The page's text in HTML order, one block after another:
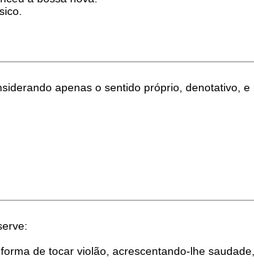
apenas o sentido próprio, denotativo,
de tocar violão, acrescentando-lhe